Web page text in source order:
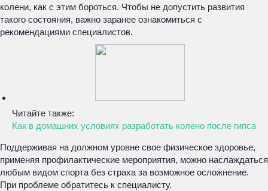
колени, как с этим бороться. Чтобы не допустить развития
такого состояния, важно заранее ознакомиться с
рекомендациями специалистов.
Читайте также:
Как в домашних условиях разработать колено после гипса
Поддерживая на должном уровне свое физическое здоровье,
применяя профилактические мероприятия, можно наслаждаться
любым видом спорта без страха за возможное осложнение.
При проблеме обратитесь к специалисту.